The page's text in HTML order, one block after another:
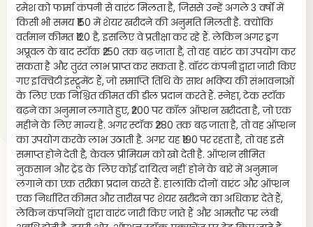
रमेश को फार्मा कंपनी से वारंट मिलता है, जिससे उन्हें अगले 3 वर्षों में
किसी भी समय ₹150 में शेयर खरीदने की अनुमति मिलती है. क्योंकि
वर्तमान कीमत ₹120 है, इसलिए वे प्रतीक्षा कर रहे हैं. लेकिन अगर ड्रग
अप्रूवल के बाद स्टॉक ₹250 तक बढ़ जाता है, तो वह वारंट का उपयोग कर
सकता है और तुरंत लाभ प्राप्त कर सकता है. वॉरंट कंपनी द्वारा जारी किए
गए इक्विटी इंस्ट्रूमेंट हैं, जो समाप्ति तिथि के साथ भविष्य की संभावनाओं
के लिए एक निश्चित कीमत की डील प्रदान करते हैं. स्नेहा, टेक स्टॉक
बढ़ने का अनुमान लगाते हुए, ₹200 पर कॉल ऑप्शन खरीदता है, जो एक
महीने के लिए मान्य है. अगर स्टॉक ₹280 तक बढ़ जाता है, तो वह ऑप्शन
का उपयोग करके लाभ उठाती है. अगर यह ₹190 पर रहता है, तो वह इसे
समाप्त होने देती है, केवल प्रीमियम को खो देती है. ऑप्शन सीमित
नुकसान और ट्रेड के लिए कोई दायित्व नहीं होने के बारे में अनुमान
लगाने का एक तरीका प्रदान करते हैं. हालांकि दोनों वारंट और ऑप्शन
एक निर्धारित कीमत और तारीख पर शेयर खरीदने का अधिकार देते हैं,
लेकिन कंपनियों द्वारा वारंट जारी किए जाते हैं और आमतौर पर लंबी